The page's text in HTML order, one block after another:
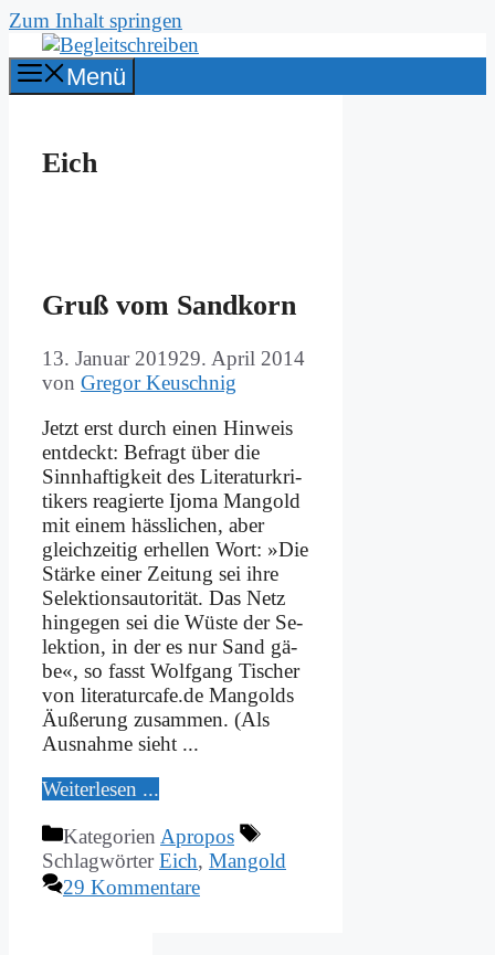
Zum Inhalt springen
Menü
Eich
Gruß vom Sand­korn
13. Januar 201929. April 2014
von Gregor Keuschnig
Jetzt erst durch ei­nen Hin­weis
ent­deckt: Be­fragt über die
Sinn­haf­tig­keit des Li­te­ra­tur­kri­
ti­kers re­agier­te Ijo­ma Man­gold
mit ei­nem häss­li­chen, aber
gleich­zei­tig er­hel­len Wort: »Die
Stär­ke ei­ner Zei­tung sei ih­re
Se­lek­ti­ons­au­to­ri­tät. Das Netz
hin­ge­gen sei die Wü­ste der Se­
lek­ti­on, in der es nur Sand gä­
be«, so fasst Wolf­gang Ti­scher
von literaturcafe.de Man­golds
Äu­ße­rung zu­sam­men. (Als
Aus­nah­me sieht ...
Wei­ter­le­sen ...
Kategorien Apropos
SchlagwörterEich, Mangold
29 Kommentare